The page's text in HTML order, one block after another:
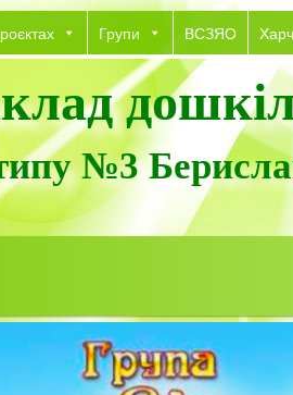
Групи ВСЗЯО
№3